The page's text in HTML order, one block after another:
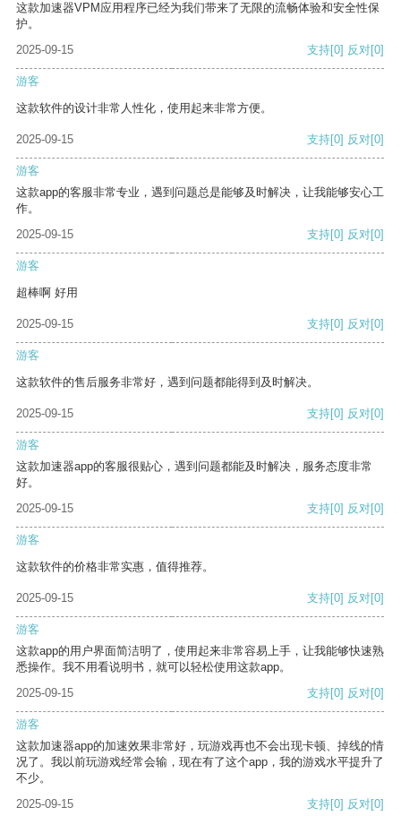
这款加速器VPM应用程序已经为我们带来了无限的流畅体验和安全性保
护。
2025-09-15
支持[0] 反对[0]
游客
这款软件的设计非常人性化，使用起来非常方便。
2025-09-15 支持[0] 反对[0]
游客
这款app的客服非常专业，遇到问题总是能够及时解决，让我能够安心工
作。
2025-09-15
支持[0] 反对[0]
游客
超棒啊 好用
2025-09-15 支持[0] 反对[0]
游客
这款软件的售后服务非常好，遇到问题都能得到及时解决。
2025-09-15 支持[0] 反对[0]
游客
这款加速器app的客服很贴心，遇到问题都能及时解决，服务态度非常
好。
2025-09-15
支持[0] 反对[0]
游客
这款软件的价格非常实惠，值得推荐。
2025-09-15 支持[0] 反对[0]
游客
这款app的用户界面简洁明了，使用起来非常容易上手，让我能够快速熟
悉操作。我不用看说明书，就可以轻松使用这款app。
2025-09-15
支持[0] 反对[0]
游客
这款加速器app的加速效果非常好，玩游戏再也不会出现卡顿、掉线的情
况了。我以前玩游戏经常会输，现在有了这个app，我的游戏水平提升了
不少。
2025-09-15
支持[0] 反对[0]